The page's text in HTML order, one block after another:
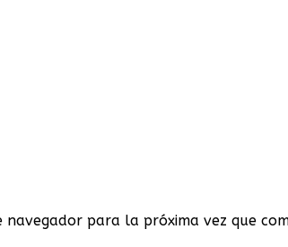
para la próxima vez que